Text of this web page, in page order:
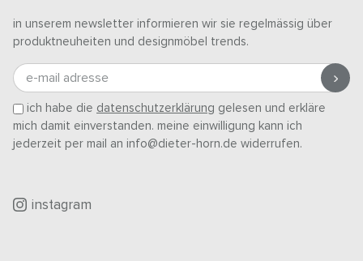
in unserem newsletter informieren wir sie regelmässig über
produktneuheiten und designmöbel trends.
e-mail adresse
ich habe die datenschutzerklärung gelesen und erkläre
mich damit einverstanden. meine einwilligung kann ich
jederzeit per mail an info@dieter-horn.de widerrufen.
instagram